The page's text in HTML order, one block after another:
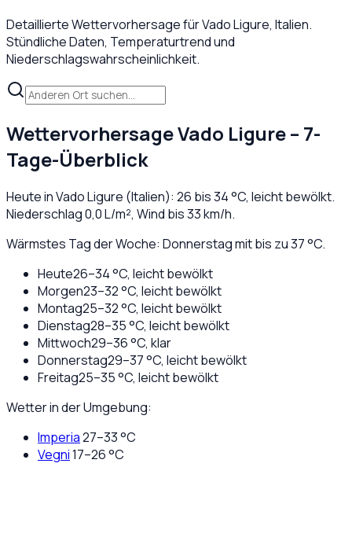
Detaillierte Wettervorhersage fürVado Ligure, Italien.
Stündliche Daten, Temperaturtrend und
Niederschlagswahrscheinlichkeit.
WettervorhersageVado Ligure– 7-
Tage-Überblick
Heute inVado Ligure (Italien): 26 bis34°C, leicht bewölkt.
Niederschlag0,0L/m², Wind bis33km/h.
Wärmstes Tag der Woche: Donnerstag mit bis zu 37 °C.
Heute26–34°C, leicht bewölkt
Morgen23–32°C, leicht bewölkt
Montag25–32°C, leicht bewölkt
Dienstag28–35°C, leicht bewölkt
Mittwoch29–36°C, klar
Donnerstag29–37°C, leicht bewölkt
Freitag25–35°C, leicht bewölkt
Wetter in der Umgebung:
Imperia27–33°C
Vegni17–26°C